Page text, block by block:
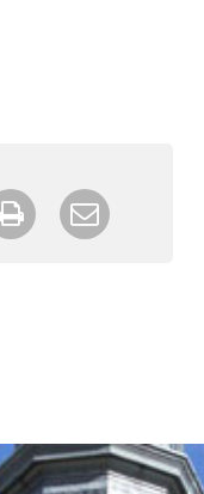
sur Google+
Imprimer